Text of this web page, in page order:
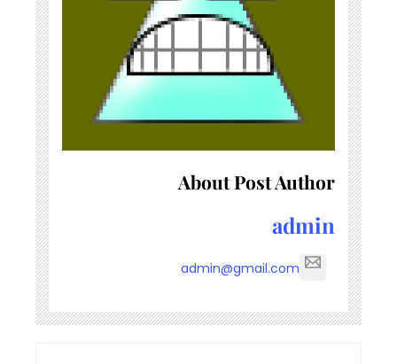
About Post Author
admin
admin@gmail.com